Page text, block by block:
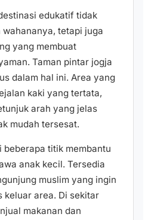
edukatif tidak
tetapi juga
yang membuat
Taman pintar jogja
dalam hal ini. Area yang
kaki yang tertata,
arah yang jelas
mudah tersesat.
titik membantu
anak kecil. Tersedia
muslim yang ingin
keluar area. Di sekitar
makanan dan